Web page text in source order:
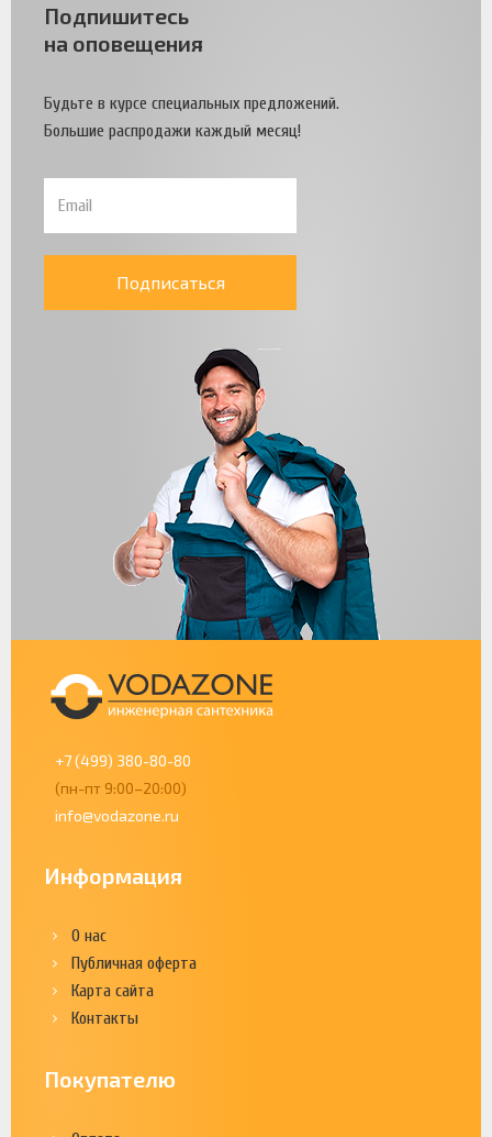
Подпишитесь
на оповещения
Будьте в курсе специальных предложений.
Большие распродажи каждый месяц!
Подписаться
+7 (499) 380-80-80
(пн-пт 9:00–20:00)
info@vodazone.ru
Информация
О нас
Публичная оферта
Карта сайта
Контакты
Покупателю